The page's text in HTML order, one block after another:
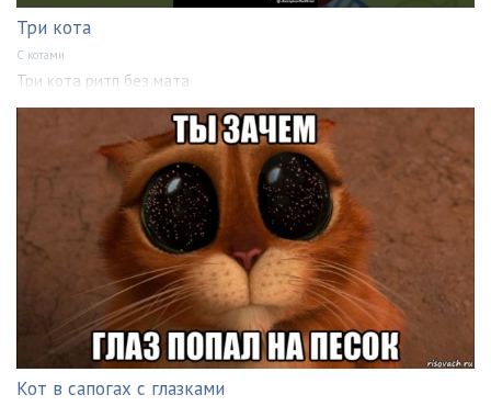
Три кота
С котами
Три кота ритп без мата
Кот в сапогах с глазками